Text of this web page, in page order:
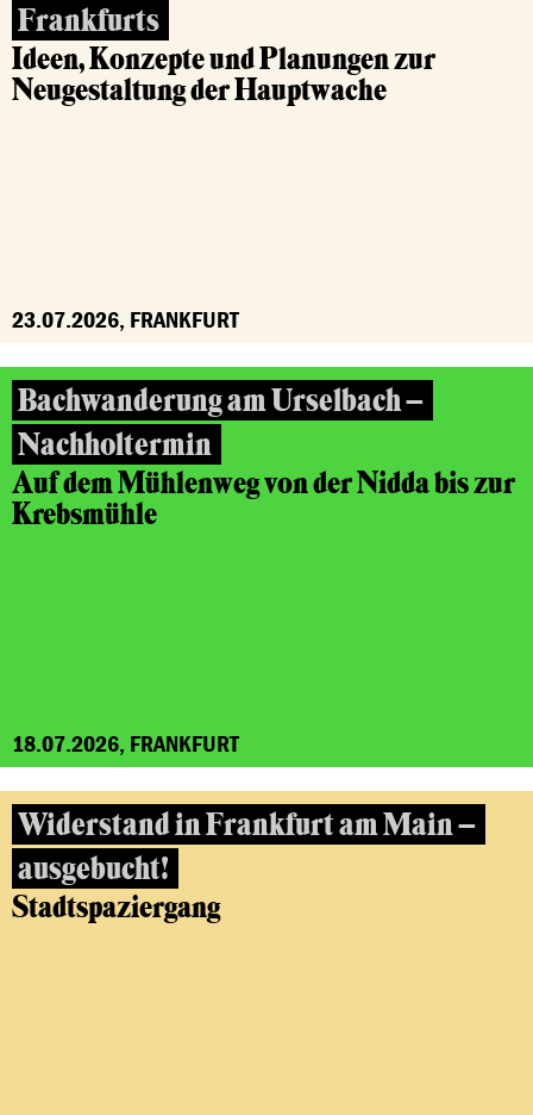
Frankfurts
Ideen, Konzepte und Planungen zur
Neugestaltung der Hauptwache
23.07.2026, FRANKFURT
Bachwanderung am Urselbach –
Nachholtermin
Auf dem Mühlenweg von der Nidda bis zur
Krebsmühle
18.07.2026, FRANKFURT
Widerstand in Frankfurt am Main –
ausgebucht!
Stadtspaziergang